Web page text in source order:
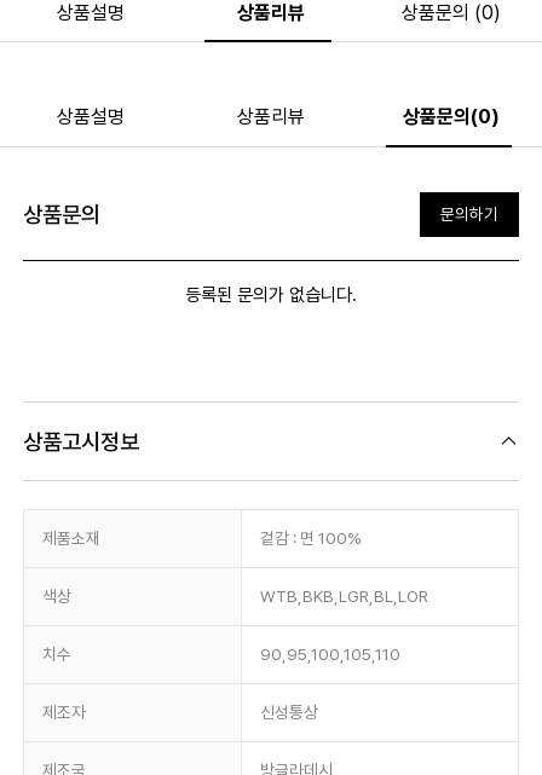
상품설명 상품리뷰 상품문의 (0)
상품설명 상품리뷰 상품문의(0)
상품문의 문의하기
등록된 문의가 없습니다.
상품고시정보
제품소재 겉감 : 면 100%
색상 WTB,BKB,LGR,BL,LOR
치수 90,95,100,105,110
제조자 신성통상
제조국 방글라데시